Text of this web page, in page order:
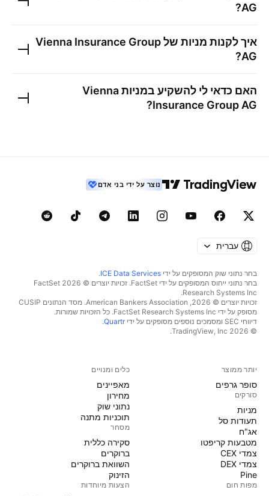
AG
?
איך לקנות מניות שלVienna Insurance Group
AG
?
האם כדאי לי להשקיע במניותVienna
Insurance Group AG
?
נוצר על ידי בני אדם
עברית
בחר נתוני שוק המסופקים על ידי ICE Data Services
.
בחר נתוני ייחוס המסופקים על ידי FactSet. זכויות יוצרים © 2026 ‏FactSet
Research Systems Inc.‏
זכויות יוצרים © 2026, ‏American Bankers Association. מסד הנתונים CUSIP
מסופק על ידי FactSet Research Systems Inc. כל הזכויות שמורות.
דיווחי SEC ומסמכים נוספים מסופקים על ידי
Quartr
.
© 2026 ‏TradingView, Inc.‏
יותר ממוצר
סופר גרפים
סורקים
מניות‏
תעודות סל
אג"ח
מטבעות קריפטו
צמדי CEX
צמדי DEX
Pine
מפות חום
כלים ומנויים
מאפיינים
מחירון
נתוני שוק
תוכניות מתנה
מסחר
סקירה כללית
ברוקרים
השוואת ברוקרים
הזינוק
הצעות מיוחדות